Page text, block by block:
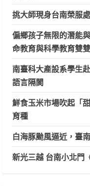
挑大師現身台南榮服
偏鄉孩子無限的潛能
命教育與科學教育雙
南臺科大產設系學生
語言隔閡
鮮食玉米市場吹起「
育種
白海豚颱風逼近，臺
新光三越 台南小北門